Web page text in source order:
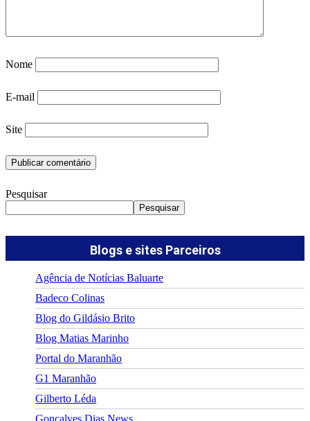
Nome
E-mail
Site
Pesquisar
Pesquisar
Blogs e sites Parceiros
Agência de Notícias Baluarte
Badeco Colinas
Blog do Gildásio Brito
Blog Matias Marinho
Portal do Maranhão
G1 Maranhão
Gilberto Léda
Gonçalves Dias News